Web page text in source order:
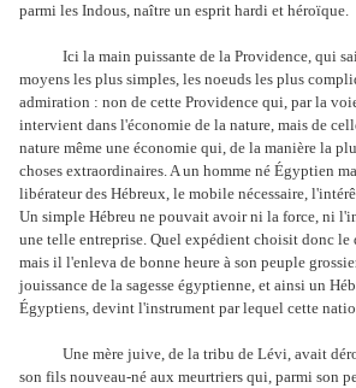
parmi les Indous, naître un esprit hardi et héroïque.
Ici la main puissante de la Providence, qui sait
moyens les plus simples, les noeuds les plus
admiration : non de cette Providence qui, par la
intervient dans l'économie de la nature, mais de
nature même une économie qui, de la manière la
choses extraordinaires. A un homme né Égyptien
libérateur des Hébreux, le mobile nécessaire,
Un simple Hébreu ne pouvait avoir ni la force, ni
une telle entreprise. Quel expédient choisit donc
mais il l'enleva de bonne heure à son peuple
jouissance de la sagesse égyptienne, et ainsi un
Égyptiens, devint l'instrument par lequel cette
Une mère juive, de la tribu de Lévi, avait
son fils nouveau-né aux meurtriers qui, parmi son